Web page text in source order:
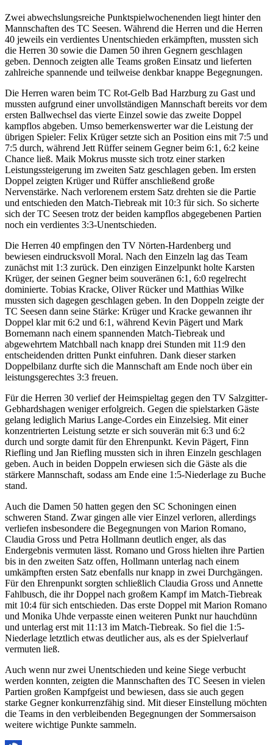
Zwei abwechslungsreiche Punktspielwochenenden liegt hinter den
Mannschaften des TC Seesen. Während die Herren und die Herren
40 jeweils ein verdientes Unentschieden erkämpften, mussten sich
die Herren 30 sowie die Damen 50 ihren Gegnern geschlagen
geben. Dennoch zeigten alle Teams großen Einsatz und lieferten
zahlreiche spannende und teilweise denkbar knappe Begegnungen.
Die Herren waren beim TC Rot-Gelb Bad Harzburg zu Gast und
mussten aufgrund einer unvollständigen Mannschaft bereits vor dem
ersten Ballwechsel das vierte Einzel sowie das zweite Doppel
kampflos abgeben. Umso bemerkenswerter war die Leistung der
übrigen Spieler: Felix Krüger setzte sich an Position eins mit 7:5 und
7:5 durch, während Jett Rüffer seinem Gegner beim 6:1, 6:2 keine
Chance ließ. Maik Mokrus musste sich trotz einer starken
Leistungssteigerung im zweiten Satz geschlagen geben. Im ersten
Doppel zeigten Krüger und Rüffer anschließend große
Nervenstärke. Nach verlorenem erstem Satz drehten sie die Partie
und entschieden den Match-Tiebreak mit 10:3 für sich. So sicherte
sich der TC Seesen trotz der beiden kampflos abgegebenen Partien
noch ein verdientes 3:3-Unentschieden.
Die Herren 40 empfingen den TV Nörten-Hardenberg und
bewiesen eindrucksvoll Moral. Nach den Einzeln lag das Team
zunächst mit 1:3 zurück. Den einzigen Einzelpunkt holte Karsten
Krüger, der seinen Gegner beim souveränen 6:1, 6:0 regelrecht
dominierte. Tobias Kracke, Oliver Rücker und Matthias Wilke
mussten sich dagegen geschlagen geben. In den Doppeln zeigte der
TC Seesen dann seine Stärke: Krüger und Kracke gewannen ihr
Doppel klar mit 6:2 und 6:1, während Kevin Pägert und Mark
Bornemann nach einem spannenden Match-Tiebreak und
abgewehrtem Matchball nach knapp drei Stunden mit 11:9 den
entscheidenden dritten Punkt einfuhren. Dank dieser starken
Doppelbilanz durfte sich die Mannschaft am Ende noch über ein
leistungsgerechtes 3:3 freuen.
Für die Herren 30 verlief der Heimspieltag gegen den TV Salzgitter-
Gebhardshagen weniger erfolgreich. Gegen die spielstarken Gäste
gelang lediglich Marius Lange-Cordes ein Einzelsieg. Mit einer
konzentrierten Leistung setzte er sich souverän mit 6:3 und 6:2
durch und sorgte damit für den Ehrenpunkt. Kevin Pägert, Finn
Riefling und Jan Riefling mussten sich in ihren Einzeln geschlagen
geben. Auch in beiden Doppeln erwiesen sich die Gäste als die
stärkere Mannschaft, sodass am Ende eine 1:5-Niederlage zu Buche
stand.
Auch die Damen 50 hatten gegen den SC Schoningen einen
schweren Stand. Zwar gingen alle vier Einzel verloren, allerdings
verliefen insbesondere die Begegnungen von Marion Romano,
Claudia Gross und Petra Hollmann deutlich enger, als das
Endergebnis vermuten lässt. Romano und Gross hielten ihre Partien
bis in den zweiten Satz offen, Hollmann unterlag nach einem
umkämpften ersten Satz ebenfalls nur knapp in zwei Durchgängen.
Für den Ehrenpunkt sorgten schließlich Claudia Gross und Annette
Fahlbusch, die ihr Doppel nach großem Kampf im Match-Tiebreak
mit 10:4 für sich entschieden. Das erste Doppel mit Marion Romano
und Monika Uhde verpasste einen weiteren Punkt nur hauchdünn
und unterlag erst mit 11:13 im Match-Tiebreak. So fiel die 1:5-
Niederlage letztlich etwas deutlicher aus, als es der Spielverlauf
vermuten ließ.
Auch wenn nur zwei Unentschieden und keine Siege verbucht
werden konnten, zeigten die Mannschaften des TC Seesen in vielen
Partien großen Kampfgeist und bewiesen, dass sie auch gegen
starke Gegner konkurrenzfähig sind. Mit dieser Einstellung möchten
die Teams in den verbleibenden Begegnungen der Sommersaison
weitere wichtige Punkte sammeln.